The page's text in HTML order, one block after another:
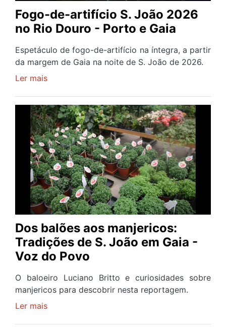
Fogo-de-artifício S. João 2026
no Rio Douro - Porto e Gaia
Espetáculo de fogo-de-artifício na íntegra, a partir
da margem de Gaia na noite de S. João de 2026.
Ler mais
de-
artifício
S.
João
2026
no
Rio
Douro
-
Porto
e
Gaia
Dos balões aos manjericos:
Tradições de S. João em Gaia -
Voz do Povo
O baloeiro Luciano Britto e curiosidades sobre
manjericos para descobrir nesta reportagem.
Ler mais